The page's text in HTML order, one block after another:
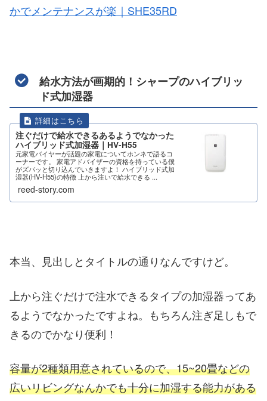
かでメンテナンスが楽｜SHE35RD
給水方法が画期的！シャープのハイブリッ
ド式加湿器
注ぐだけで給水できるあるようでなかった
ハイブリッド式加湿器｜HV-H55
元家電バイヤーが話題の家電についてホンネで語るコ
ーナーです。 家電アドバイザーの資格を持っている僕
がズバッと切り込んでいきますよ！ ハイブリッド式加
湿器(HV-H55)の特徴 上から注いで給水できる ...
reed-story.com
本当、見出しとタイトルの通りなんですけど。
上から注ぐだけで注水できるタイプの加湿器ってあ
るようでなかったですよね。もちろん注ぎ足しもで
きるのでかなり便利！
容量が2種類用意されているので、15~20畳などの
広いリビングなんかでも十分に加湿する能力がある